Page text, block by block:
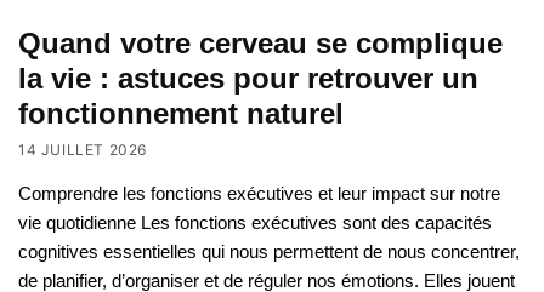
Quand votre cerveau se complique
la vie : astuces pour retrouver un
fonctionnement naturel
14 JUILLET 2026
Comprendre les fonctions exécutives et leur impact sur notre
vie quotidienne Les fonctions exécutives sont des capacités
cognitives essentielles qui nous permettent de nous concentrer,
de planifier, d’organiser et de réguler nos émotions. Elles jouent